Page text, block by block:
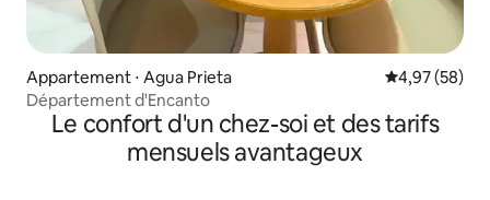
Appartement ⋅ Agua Prieta Évaluation
4,97 (58)
Département d'Encanto
Le confort d'un chez-soi et des tarifs
mensuels avantageux